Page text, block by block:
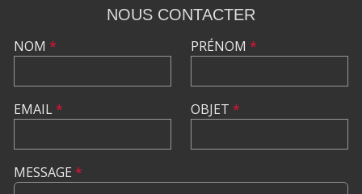
NOUS CONTACTER
NOM *
EMAIL*
PRÉNOM *
OBJET *
MESSAGE *